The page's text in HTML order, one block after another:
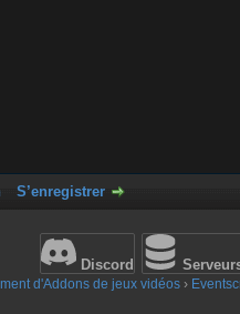
S’enregistrer
Discord
d'Addons de jeux vidéos ›